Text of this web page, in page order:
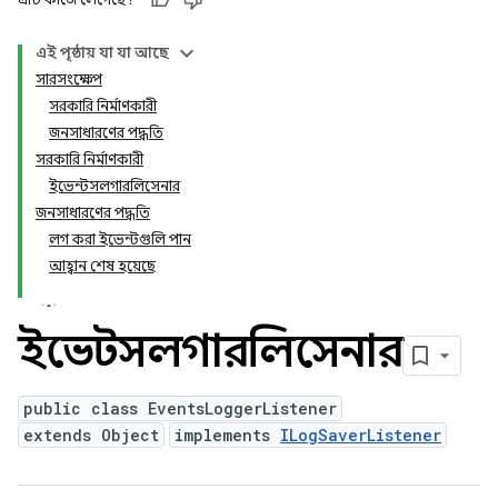
এই পৃষ্ঠায় যা যা আছে
সারসংক্ষেপ
সরকারি নির্মাণকারী
জনসাধারণের পদ্ধতি
সরকারি নির্মাণকারী
ইভেন্টসলগারলিসেনার
জনসাধারণের পদ্ধতি
লগ করা ইভেন্টগুলি পান
আহ্বান শেষ হয়েছে
ইভেন্টসলগারলিসেনার
public class EventsLoggerListener
extends Object
implements ILogSaverListener